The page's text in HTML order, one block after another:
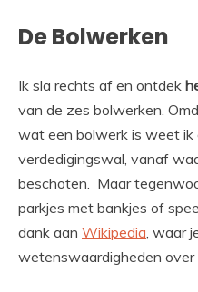
De Bolwerken
Ik sla rechts af en ontdek
van de zes bolwerken.
wat een bolwerk is weet ik
verdedigingswal, vanaf
beschoten. Maar
parkjes met bankjes of
dank aan Wikipedia , waar
wetenswaardigheden over